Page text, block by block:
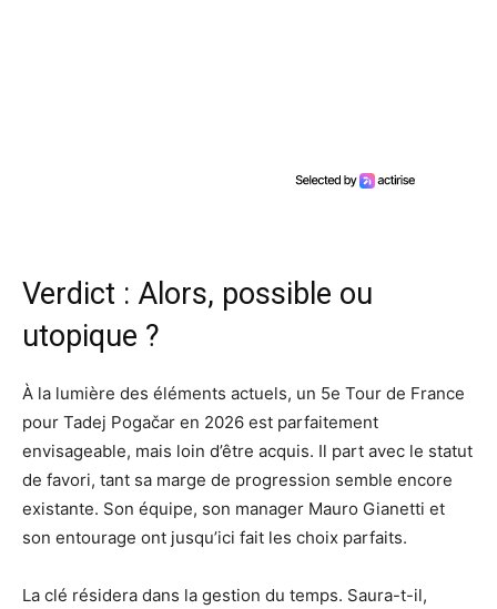
Verdict : Alors, possible ou
utopique ?
À la lumière des éléments actuels, un 5e Tour de France
pour Tadej Pogačar en 2026 est parfaitement
envisageable, mais loin d’être acquis. Il part avec le statut
de favori, tant sa marge de progression semble encore
existante. Son équipe, son manager Mauro Gianetti et
son entourage ont jusqu’ici fait les choix parfaits.
La clé résidera dans la gestion du temps. Saura-t-il,